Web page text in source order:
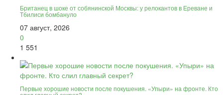
Британец в шоке от собянинской Москвы: у релокантов в Ереване и
Тбилиси бомбануло
07 август, 2026
0
1 551
Первые хорошие новости после покушения. «Упыри» на фронте. Кто